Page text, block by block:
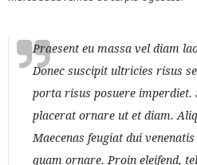
Praesent eu massa vel diam
Donec suscipit ultricies risus
porta risus posuere
placerat ornare ut et diam.
Maecenas feugiat dui
quam ornare. Proin eleifend,